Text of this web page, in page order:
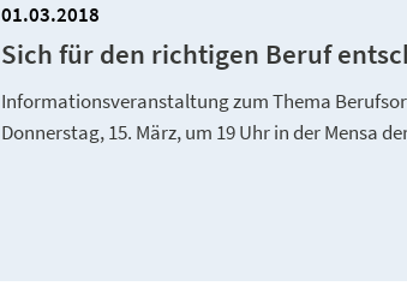
01.03.2018
Sich für den richtigen Beruf
Informationsveranstaltung zum Thema
Donnerstag, 15. März, um 19 Uhr in der Mensa